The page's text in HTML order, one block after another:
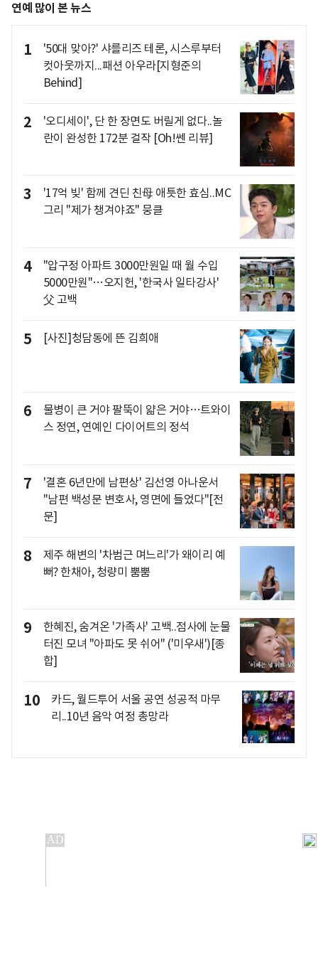
연예 많이 본 뉴스
1
'50대 맞아?' 샤를리즈 테론, 시스루부터
컷아웃까지...패션 아우라[지형준의
Behind]
2
'오디세이', 단 한 장면도 버릴게 없다..놀
란이 완성한 172분 걸작 [Oh!쎈 리뷰]
3
'17억 빚' 함께 견딘 친母 애틋한 효심..MC
그리 "제가 챙겨야죠" 뭉클
4
"압구정 아파트 3000만원일 때 월 수입
5000만원"…오지헌, '한국사 일타강사'
父 고백
5 [사진]청담동에 뜬 김희애
6
물병이 큰 거야 팔뚝이 얇은 거야…트와이
스 정연, 연예인 다이어트의 정석
7
'결혼 6년만에 남편상' 김선영 아나운서
"남편 백성문 변호사, 영면에 들었다"[전
문]
8
제주 해변의 '차범근 며느리'가 왜이리 예
뻐? 한채아, 청량미 뿜뿜
9
한혜진, 숨겨온 '가족사' 고백..점사에 눈물
터진 모녀 "아파도 못 쉬어" ('미우새')[종
합]
10
카드, 월드투어 서울 공연 성공적 마무
리..10년 음악 여정 총망라